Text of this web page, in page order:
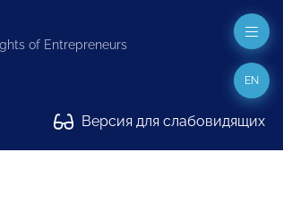
of Entrepreneurs
Версия для слабовидящих
EN